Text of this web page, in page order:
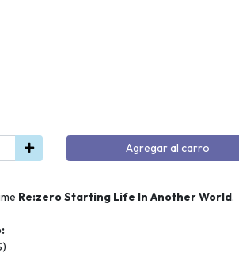
Agregar al carro
Re:zero Starting Life In Another World.